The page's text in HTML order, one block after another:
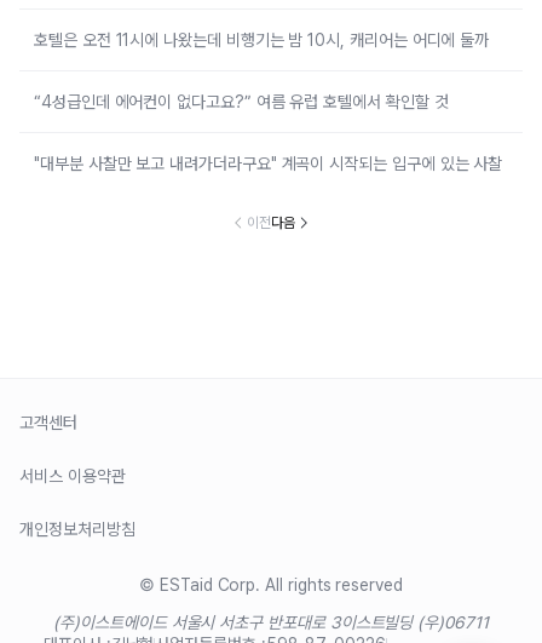
호텔은 오전 11시에 나왔는데 비행기는 밤 10시, 캐리어는 어디에 둘까
“4성급인데 에어컨이 없다고요?” 여름 유럽 호텔에서 확인할 것
"대부분 사찰만 보고 내려가더라구요" 계곡이 시작되는 입구에 있는 사찰
이전다음
고객센터
서비스 이용약관
개인정보처리방침
© ESTaid Corp. All rights reserved
(주)이스트에이드 서울시 서초구 반포대로 3이스트빌딩 (우)06711